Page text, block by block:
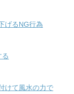
げるNG行為
けて風水の力で